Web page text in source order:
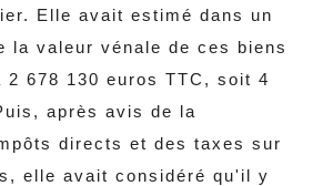
Elle avait estimé dans un
la valeur vénale de ces biens
678 130 euros TTC, soit 4
après avis de la
directs et des taxes sur
elle avait considéré qu'il y